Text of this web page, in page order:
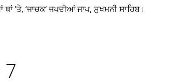
’ਤੇ, ‘ਜਾਚਕ’ ਜਪਦੀਆਂ ਜਾਪ, ਸੁਖਮਨੀ ਸਾਹਿਬ।